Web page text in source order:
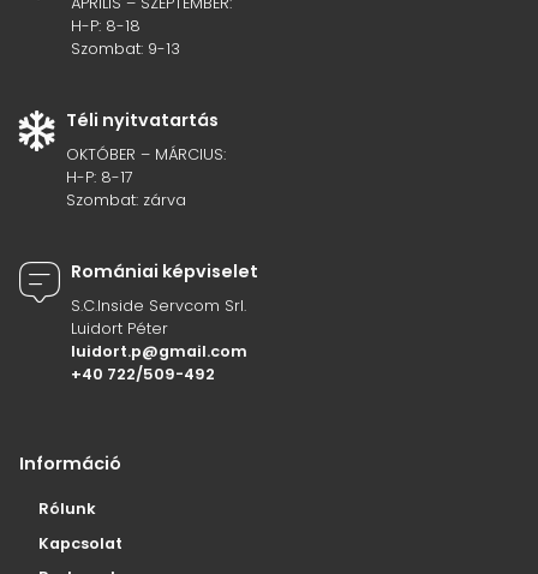
H-P: 8-18
Szombat: 9-13
Téli nyitvatartás
OKTÓBER – MÁRCIUS:
H-P: 8-17
Szombat: zárva
Romániai képviselet
S.C.Inside Servcom Srl.
Luidort Péter
luidort.p@gmail.com
+40 722/509-492
Információ
Rólunk
Kapcsolat